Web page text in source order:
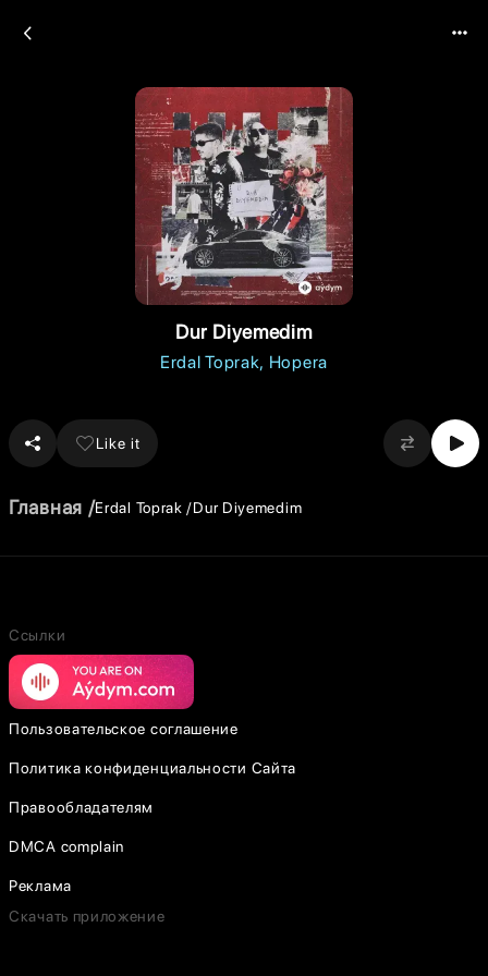
Dur Diyemedim
Erdal Toprak Hopera
Like it
Главная Erdal Toprak Dur Diyemedim
Ссылки
Пользовательское соглашение
Политика конфиденциальности Сайта
Правообладателям
DMCA complain
Реклама
Скачать приложение